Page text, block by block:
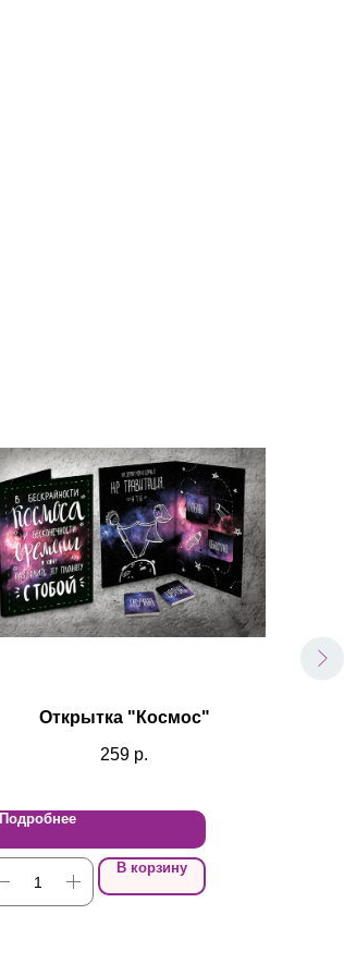
Открытка "Космос"
259 р.
Подробнее
В корзину